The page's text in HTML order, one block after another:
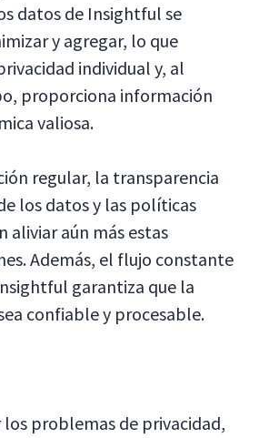
datos de Insightful se
y agregar, lo que
individual y, al
proporciona información
valiosa.
regular, la transparencia
los datos y las políticas
aliviar aún más estas
Además, el flujo constante
garantiza que la
confiable y procesable.
los problemas de privacidad,